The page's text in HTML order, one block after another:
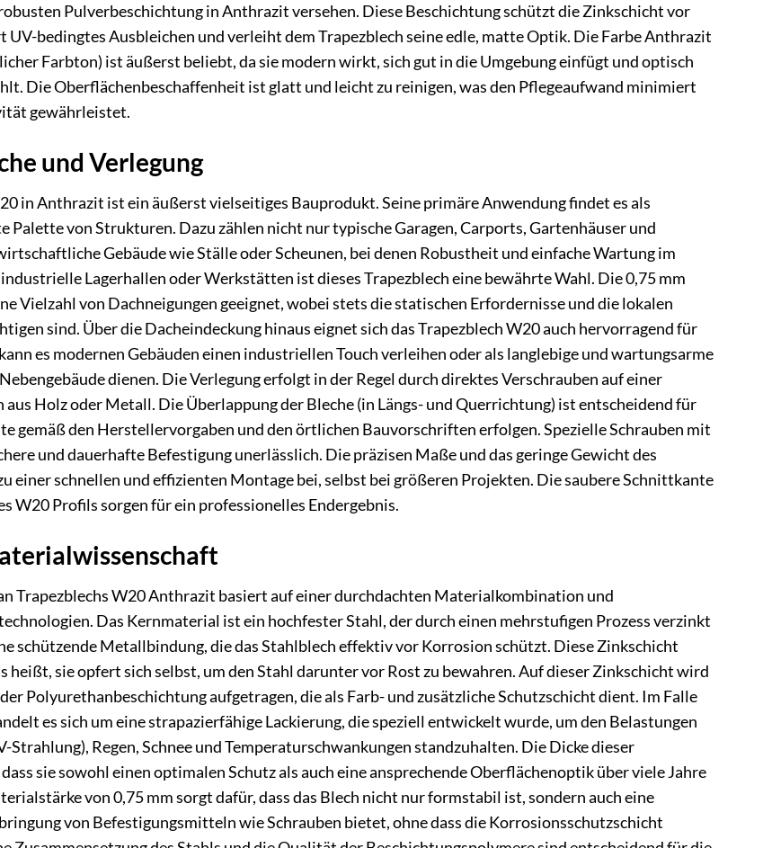
Pulverbeschichtung in Anthrazit versehen. Diese Beschichtung schützt die Zinkschicht vor
UV-bedingtes Ausbleichen und verleiht dem Trapezblech seine edle, matte Optik. Die Farbe Anthrazit
Farbton) ist äußerst beliebt, da sie modern wirkt, sich gut in die Umgebung einfügt und optisch
Die Oberflächenbeschaffenheit ist glatt und leicht zu reinigen, was den Pflegeaufwand minimiert
gewährleistet.
und Verlegung
in Anthrazit ist ein äußerst vielseitiges Bauprodukt. Seine primäre Anwendung findet es als
Palette von Strukturen. Dazu zählen nicht nur typische Garagen, Carports, Gartenhäuser und
Gebäude wie Ställe oder Scheunen, bei denen Robustheit und einfache Wartung im
Lagerhallen oder Werkstätten ist dieses Trapezblech eine bewährte Wahl. Die 0,75 mm
Vielzahl von Dachneigungen geeignet, wobei stets die statischen Erfordernisse und die lokalen
sind. Über die Dacheindeckung hinaus eignet sich das Trapezblech W20 auch hervorragend für
es modernen Gebäuden einen industriellen Touch verleihen oder als langlebige und wartungsarme
dienen. Die Verlegung erfolgt in der Regel durch direktes Verschrauben auf einer
Holz oder Metall. Die Überlappung der Bleche (in Längs- und Querrichtung) ist entscheidend für
gemäß den Herstellervorgaben und den örtlichen Bauvorschriften erfolgen. Spezielle Schrauben mit
und dauerhafte Befestigung unerlässlich. Die präzisen Maße und das geringe Gewicht des
einer schnellen und effizienten Montage bei, selbst bei größeren Projekten. Die saubere Schnittkante
W20 Profils sorgen für ein professionelles Endergebnis.
Trapezblechs W20 Anthrazit basiert auf einer durchdachten Materialkombination und
Das Kernmaterial ist ein hochfester Stahl, der durch einen mehrstufigen Prozess verzinkt
schützende Metallbindung, die das Stahlblech effektiv vor Korrosion schützt. Diese Zinkschicht
heißt, sie opfert sich selbst, um den Stahl darunter vor Rost zu bewahren. Auf dieser Zinkschicht wird
Polyurethanbeschichtung aufgetragen, die als Farb- und zusätzliche Schutzschicht dient. Im Falle
es sich um eine strapazierfähige Lackierung, die speziell entwickelt wurde, um den Belastungen
Strahlung), Regen, Schnee und Temperaturschwankungen standzuhalten. Die Dicke dieser
sie sowohl einen optimalen Schutz als auch eine ansprechende Oberflächenoptik über viele Jahre
von 0,75 mm sorgt dafür, dass das Blech nicht nur formstabil ist, sondern auch eine
von Befestigungsmitteln wie Schrauben bietet, ohne dass die Korrosionsschutzschicht